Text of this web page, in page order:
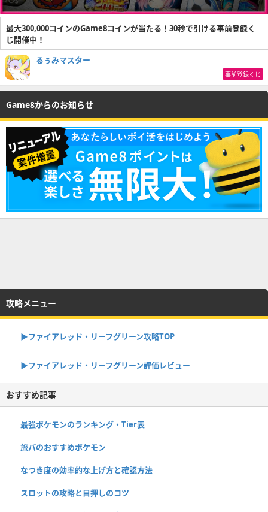
最大300,000コインのGame8コインが当たる！30秒で引ける事前登録く
じ開催中！
るぅみマスター
事前登録くじ
Game8からのお知らせ
攻略メニュー
▶︎ファイアレッド・リーフグリーン攻略TOP
▶︎ファイアレッド・リーフグリーン評価レビュー
おすすめ記事
最強ポケモンのランキング・Tier表
旅パのおすすめポケモン
なつき度の効率的な上げ方と確認方法
スロットの攻略と目押しのコツ